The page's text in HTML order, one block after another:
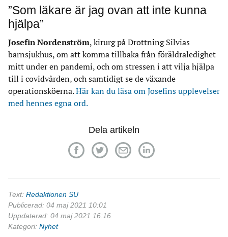
”Som läkare är jag ovan att inte kunna
hjälpa”
Josefin Nordenström, kirurg på Drottning Silvias
barnsjukhus, om att komma tillbaka från föräldraledighet
mitt under en pandemi, och om stressen i att vilja hjälpa
till i covidvården, och samtidigt se de växande
operationsköerna.Här kan du läsa om Josefins upplevelser
med hennes egna ord.
Dela artikeln
Text: Redaktionen SU
Publicerad: 04 maj 2021 10:01
Uppdaterad: 04 maj 2021 16:16
Kategori: Nyhet